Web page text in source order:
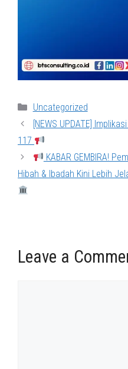
Categories
Uncategorized
[NEWS UPDATE]
117
KABAR GEMBIRA!
Hibah & Ibadah Kini Lebih
Leave a